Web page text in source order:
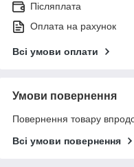
Післяплата
Оплата на рахунок
Всі умови оплати
Умови повернення
Повернення товару
Всі умови повернення